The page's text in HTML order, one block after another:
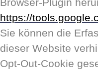
https://
Sie können die
dieser Website
Opt-Out-Cookie